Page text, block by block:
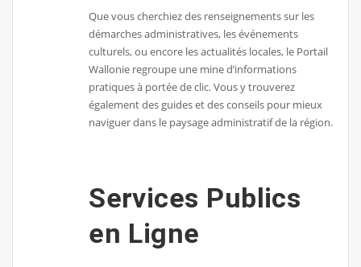
Que vous cherchiez des renseignements sur les
démarches administratives, les événements
culturels, ou encore les actualités locales, le Portail
Wallonie regroupe une mine d’informations
pratiques à portée de clic. Vous y trouverez
également des guides et des conseils pour mieux
naviguer dans le paysage administratif de la région.
Services Publics
en Ligne